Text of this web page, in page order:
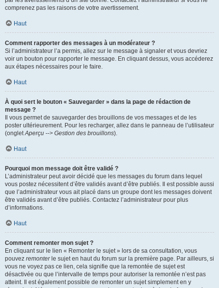
comprenez pas les raisons de votre avertissement.
Haut
Comment rapporter des messages à un modérateur ?
Si l’administrateur l’a permis, allez sur le message à signaler et vous devriez
voir un bouton pour rapporter le message. En cliquant dessus, vous accéderez
aux étapes nécessaires pour le faire.
Haut
À quoi sert le bouton « Sauvegarder » dans la page de rédaction de
message ?
Il vous permet de sauvegarder des brouillons de vos messages et de les
poster ultérieurement. Pour les recharger, allez dans le panneau de l’utilisateur
(ongletAperçu --> Gestion des brouillons).
Haut
Pourquoi mon message doit être validé ?
L’administrateur peut avoir décidé que les messages du forum dans lequel
vous postez nécessitent d’être validés avant d’être publiés. Il est possible aussi
que l’administrateur vous ait placé dans un groupe dont les messages doivent
être validés avant d’être publiés. Contactez l’administrateur pour plus
d’informations.
Haut
Comment remonter mon sujet ?
En cliquant sur le lien « Remonter le sujet » lors de sa consultation, vous
pouvez remonterle sujet en haut du forum sur la première page. Par ailleurs, si
vous ne voyez pas ce lien, cela signifie que la remontée de sujet est
désactivée ou que l’intervalle de temps pour autoriser la remontée n’est pas
atteint. Il est également possible de remonter un sujet simplement en y